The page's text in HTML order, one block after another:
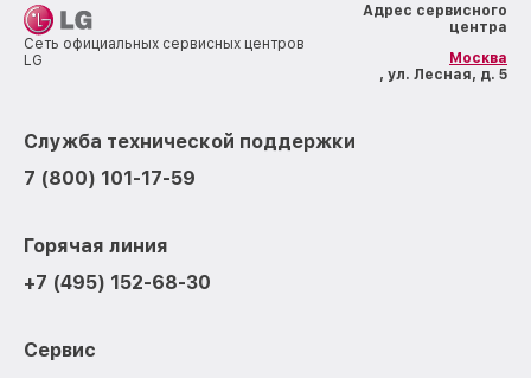
Сеть официальных сервисных центров
LG
Адрес сервисного
центра
Москва
, ул. Лесная, д. 5
Служба технической поддержки
7 (800) 101-17-59
Горячая линия
+7 (495) 152-68-30
Сервис